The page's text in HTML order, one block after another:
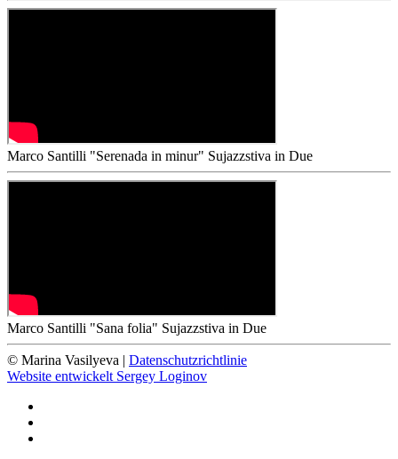
Marco Santilli "Serenada in minur" Sujazzstiva in Due
Marco Santilli "Sana folia" Sujazzstiva in Due
© Marina Vasilyeva | Datenschutzrichtlinie
Website entwickelt Sergey Loginov